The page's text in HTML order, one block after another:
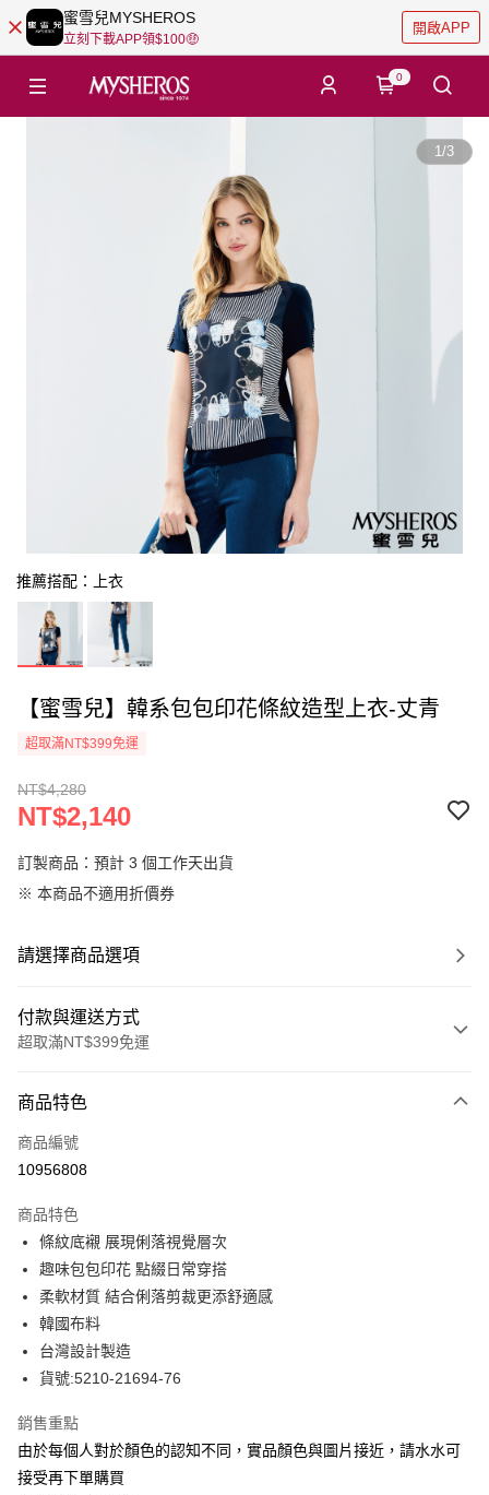
蜜雪兒MYSHEROS
立刻下載APP領$100🤑
開啟APP
0
1/3
推薦搭配：上衣
【蜜雪兒】韓系包包印花條紋造型上衣-丈青
超取滿NT$399免運
NT$4,280
NT$2,140
訂製商品：預計 3 個工作天出貨
※ 本商品不適用折價券
請選擇商品選項
付款與運送方式
超取滿NT$399免運
信用卡一次付款
信用卡分期付款
合作金庫商業銀行
華南商業銀行
上海商業儲蓄銀行
國泰世華商業銀行
兆豐國際商業銀行
臺灣中小企業銀行
匯豐（台灣）商業銀行
聯邦商業銀行
元大商業銀行
台新國際商業銀行
台灣樂天信用卡公司
LINE Pay
Apple Pay
街口支付
悠遊付
ATM付款
貨到付款
商品特色
商品編號
10956808
商品特色
條紋底襯 展現俐落視覺層次
趣味包包印花 點綴日常穿搭
柔軟材質 結合俐落剪裁更添舒適感
韓國布料
台灣設計製造
貨號:5210-21694-76
銷售重點
由於每個人對於顏色的認知不同，實品顏色與圖片接近，請水水可
接受再下單購買